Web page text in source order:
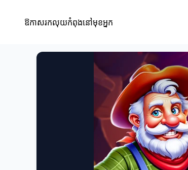
ឱកាសរកលុយកំពុងនៅមុខអ្នក